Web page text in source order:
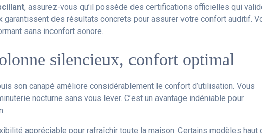
, assurez-vous qu’il possède des certifications officielles qui
garantissent des résultats concrets pour assurer votre confort auditif.
sans inconfort sonore.
silencieux, confort optimal
son canapé améliore considérablement le confort d’utilisation. Vous
nocturne sans vous lever. C’est un avantage indéniable pour
appréciable pour rafraîchir toute la maison. Certains modèles haut